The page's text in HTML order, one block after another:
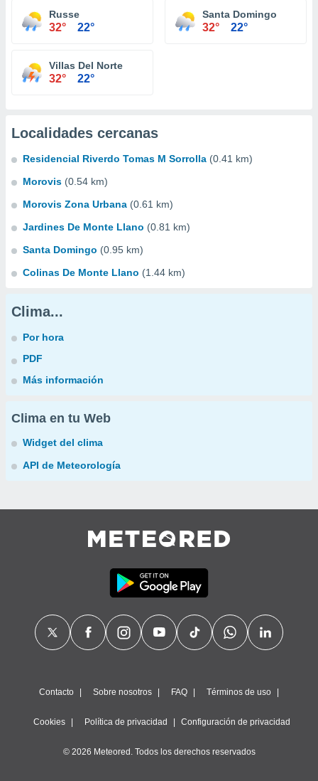
Russe
32° 22°
Santa Domingo
32° 22°
Villas Del Norte
32° 22°
Localidades cercanas
Residencial Riverdo Tomas M Sorrolla (0.41 km)
Morovis (0.54 km)
Morovis Zona Urbana (0.61 km)
Jardines De Monte Llano (0.81 km)
Santa Domingo (0.95 km)
Colinas De Monte Llano (1.44 km)
Clima...
Por hora
PDF
Más información
Clima en tu Web
Widget del clima
API de Meteorología
Contacto Sobre nosotros FAQ Términos de uso
Cookies Política de privacidad Configuración de privacidad
© 2026 Meteored. Todos los derechos reservados